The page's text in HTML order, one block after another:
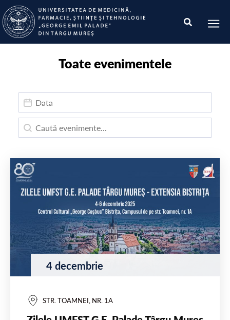
Toate evenimentele
Data publicarii
Data publicarii
Caută
Caută
4 decembrie
STR. TOAMNEI, NR. 1A